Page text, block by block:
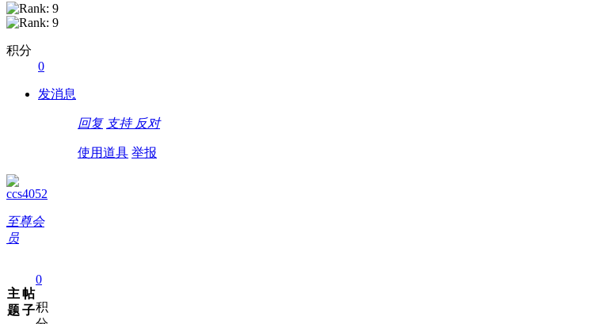
积分
0
发消息
回复 支持 反对
使用道具 举报
ccs4052
至尊会
员
主
题
帖
子
0
积